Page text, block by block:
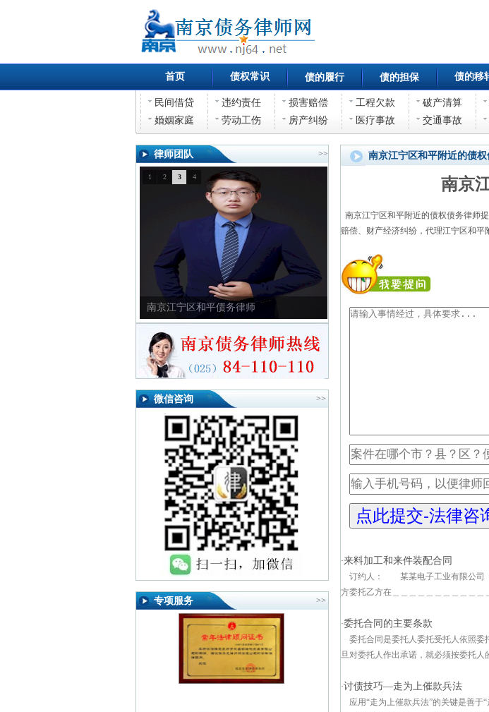
首页 债权常识 债的履行 债的担保 债的移
民间借贷 违约责任 损害赔偿 工程欠款 破产清算
婚姻家庭
劳动工伤 房产纠纷 医疗事故 交通事故
律师团队 >>
南京江宁区和平债务律师
1 2 3 4
微信咨询 >>
专项服务 >>
南京江宁区和平附近的债
南京
南京江宁区和平附近的债权债务律师
赔偿、财产经济纠纷，代理江宁区和平
·来料加工和来件装配合同
订约人： 某某电子工业有限公司
方委托乙方在＿＿＿＿＿＿＿＿＿＿
·委托合同的主要条款
委托合同是委托人委托受托人依照
旦对委托人作出承诺，就必须按委托
·讨债技巧—走为上催款兵法
应用“走为上催款兵法”的关键是善于